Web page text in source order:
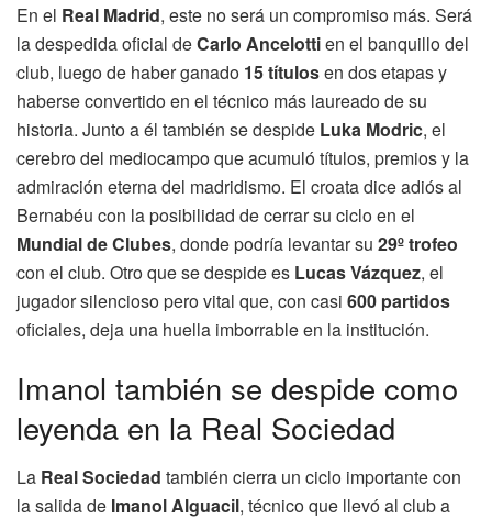
En el Real Madrid, este no será un compromiso más. Será
la despedida oficial deCarlo Ancelottien el banquillo del
club, luego de haber ganado 15 títulosen dos etapas y
haberse convertido en el técnico más laureado de su
historia. Junto a él también se despide Luka Modric, el
cerebro del mediocampo que acumuló títulos, premios y la
admiración eterna del madridismo. El croata dice adiós al
Bernabéu con la posibilidad de cerrar su ciclo en el
Mundial de Clubes, donde podría levantar su 29º trofeo
con el club. Otro que se despide es Lucas Vázquez, el
jugador silencioso pero vital que, con casi 600 partidos
oficiales, deja una huella imborrable en la institución.
Imanol también se despide como
leyenda en la Real Sociedad
La Real Sociedad también cierra un ciclo importante con
la salida de Imanol Alguacil, técnico que llevó al club a